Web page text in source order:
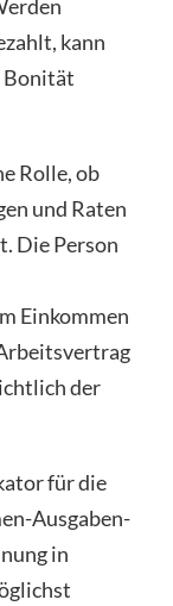
kann
Bonität
Rolle, ob
und Raten
Die Person
Einkommen
der
für die
Ausgaben-
in